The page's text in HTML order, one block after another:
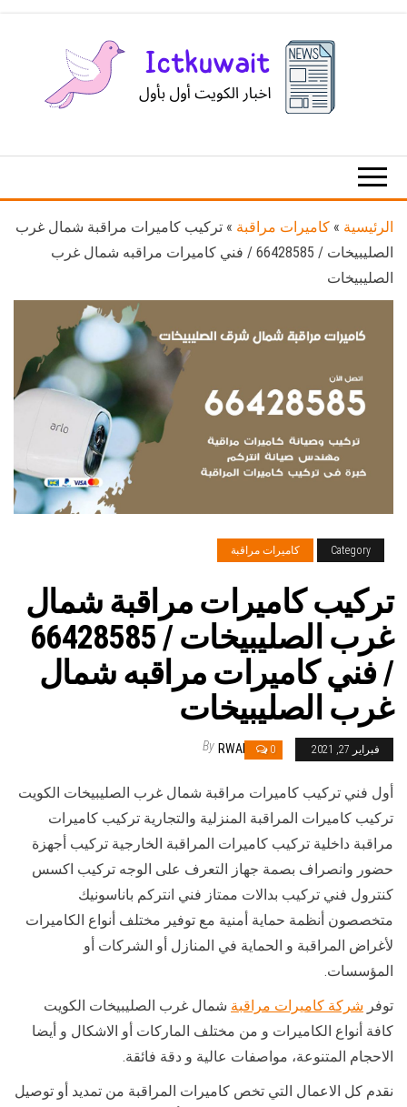
الكويت
الرئيسية » كاميرات مراقبة » تركيب كاميرات مراقبة شمال غرب
الصليبيخات / 66428585 / فني كاميرات مراقبه شمال غرب
الصليبيخات
Category كاميرات مراقبة
تركيب كاميرات مراقبة شمال
غرب الصليبيخات / 66428585
/ فني كاميرات مراقبه شمال
غرب الصليبيخات
فبراير 27, 2021 0
By RWAN
أول فني تركيب كاميرات مراقبة شمال غرب الصليبيخات الكويت
تركيب كاميرات المراقبة المنزلية والتجارية تركيب كاميرات
مراقبة داخلية تركيب كاميرات المراقبة الخارجية تركيب أجهزة
حضور وانصراف بصمة جهاز التعرف على الوجه تركيب اكسس
كنترول فني تركيب بدالات ممتاز فني انتركم باناسونيك
متخصصون أنظمة حماية أمنية مع توفير مختلف أنواع الكاميرات
لأغراض المراقبة و الحماية في المنازل أو الشركات أو
المؤسسات.
توفر شركة كاميرات مراقبة شمال غرب الصليبيخات الكويت
كافة أنواع الكاميرات و من مختلف الماركات أو الاشكال و أيضا
الاحجام المتنوعة، مواصفات عالية و دقة فائقة.
نقدم كل الاعمال التي تخص كاميرات المراقبة من تمديد أو توصيل